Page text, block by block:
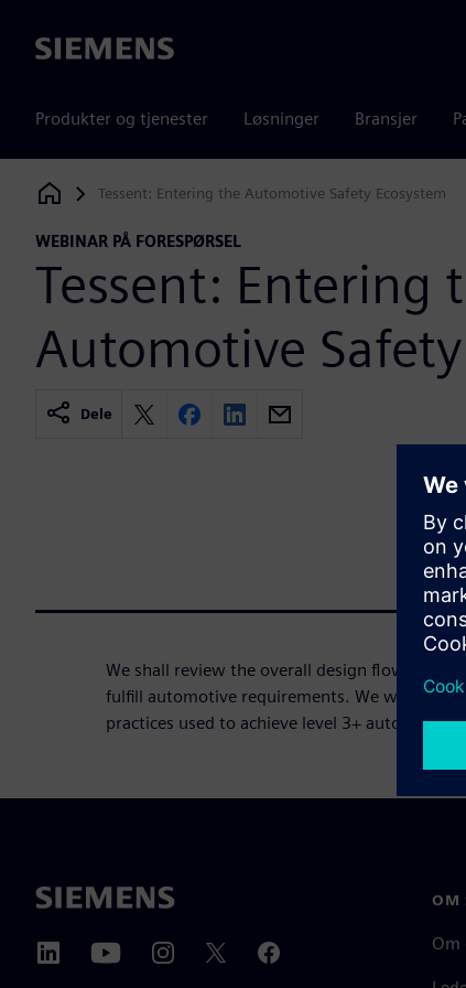
Siemens
Produkter og tjenester Løsninger Bransjer
Siemens Digital Industries Software
Tessent: Entering the Automotive Safety Ecosystem
WEBINAR PÅ FORESPØRSEL
Tessent: Entering
Automotive
Dele
We shall review the overall design flow and
fulfill automotive requirements. We will also
practices used to achieve level 3+ automotive
OM
Om